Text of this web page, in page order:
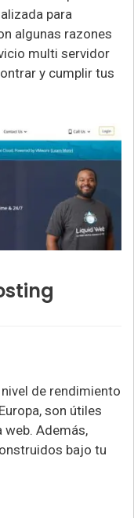
para
algunas razones
multi servidor
y cumplir tus
de rendimiento
son útiles
web. Además,
bajo tu